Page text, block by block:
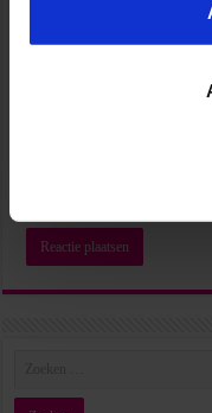
Mijn naam, e-mail en